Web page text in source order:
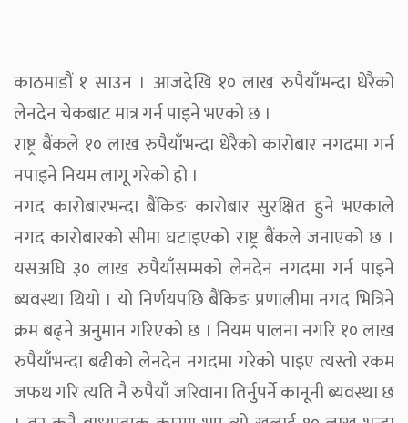
काठमाडौं १ साउन । आजदेखि १० लाख रुपैयाँभन्दा धेरैको
लेनदेन चेकबाट मात्र गर्न पाइने भएको छ ।
राष्ट्र बैंकले १० लाख रुपैयाँभन्दा धेरैको कारोबार नगदमा गर्न
नपाइने नियम लागू गरेको हो ।
नगद कारोबारभन्दा बैंकिङ कारोबार सुरक्षित हुने भएकाले
नगद कारोबारको सीमा घटाइएको राष्ट्र बैंकले जनाएको छ ।
यसअघि ३० लाख रुपैयाँसम्मको लेनदेन नगदमा गर्न पाइने
ब्यवस्था थियो । यो निर्णयपछि बैंकिङ प्रणालीमा नगद भित्रिने
क्रम बढ्ने अनुमान गरिएको छ । नियम पालना नगरि १० लाख
रुपैयाँभन्दा बढीको लेनदेन नगदमा गरेको पाइए त्यस्तो रकम
जफथ गरि त्यति नै रुपैयाँ जरिवाना तिर्नुपर्ने कानूनी ब्यवस्था छ